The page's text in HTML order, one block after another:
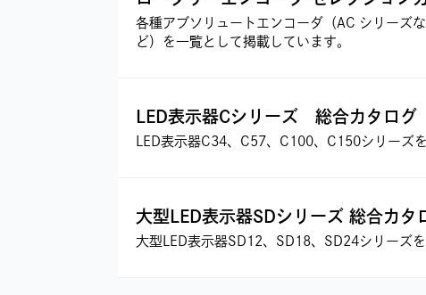
各種アブソリュートエンコーダ（AC シリーズ
ど）を一覧として掲載しています。
LED表示器Cシリーズ 総合カタログ
LED表示器C34、C57、C100、C150シリーズ
大型LED表示器SDシリーズ 総合カタ
大型LED表示器SD12、SD18、SD24シリーズを